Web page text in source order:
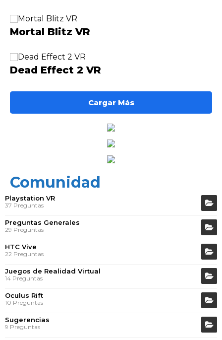
Mortal Blitz VR
Dead Effect 2 VR
Cargar Más
Comunidad
Playstation VR
37 Preguntas
Preguntas Generales
29 Preguntas
HTC Vive
22 Preguntas
Juegos de Realidad Virtual
14 Preguntas
Oculus Rift
10 Preguntas
Sugerencias
9 Preguntas